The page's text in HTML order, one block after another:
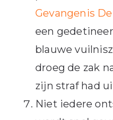
Gevangenis
een
blauwe
droeg de zak
zijn straf had
Niet iedere